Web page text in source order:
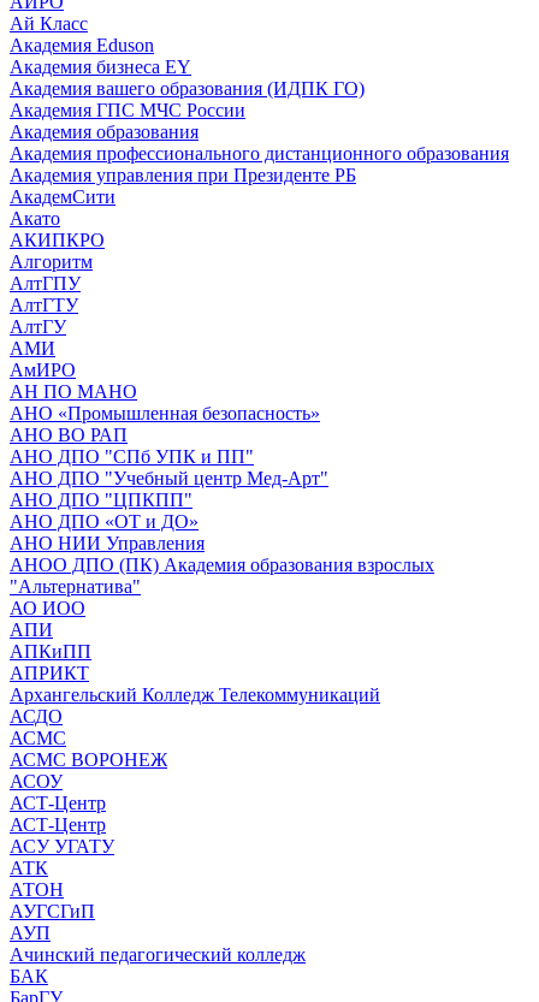
Ай Класс
Академия Eduson
Академия бизнеса EY
Академия вашего образования (ИДПК ГО)
Академия ГПС МЧС России
Академия образования
Академия профессионального дистанционного образования
Академия управления при Президенте РБ
АкадемСити
Акато
АКИПКРО
Алгоритм
АлтГПУ
АлтГТУ
АлтГУ
АМИ
АмИРО
АН ПО МАНО
АНО «Промышленная безопасность»
АНО ВО РАП
АНО ДПО "СПб УПК и ПП"
АНО ДПО "Учебный центр Мед-Арт"
АНО ДПО "ЦПКПП"
АНО ДПО «ОТ и ДО»
АНО НИИ Управления
АНОО ДПО (ПК) Академия образования взрослых
"Альтернатива"
АО ИОО
АПИ
АПКиПП
АПРИКТ
Архангельский Колледж Телекоммуникаций
АСДО
АСМС
АСМС ВОРОНЕЖ
АСОУ
АСТ-Центр
АСТ-Центр
АСУ УГАТУ
АТК
АТОН
АУГСГиП
АУП
Ачинский педагогический колледж
БАК
БарГУ